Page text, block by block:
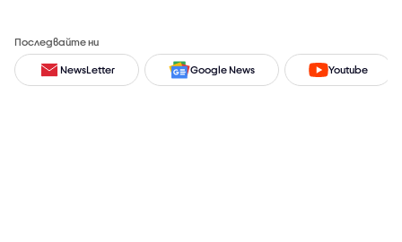
Последвайте ни
NewsLetter Google News Youtube